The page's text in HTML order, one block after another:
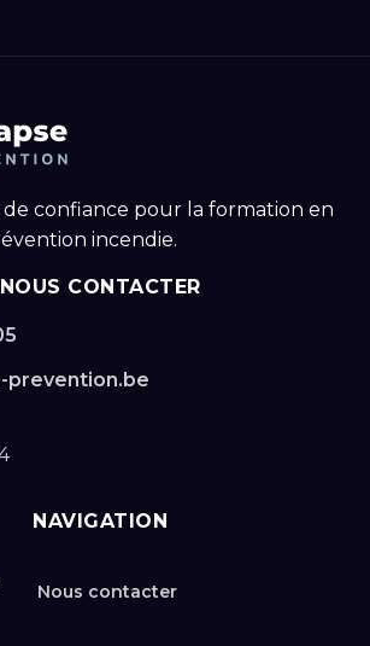
confiance pour la formation en
incendie.
NOUS CONTACTER
prevention.be
NAVIGATION
Nous contacter